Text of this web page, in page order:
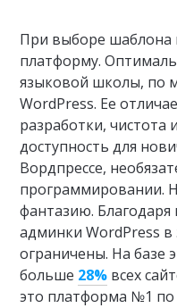
При выборе шаблона
платформу.
языковой школы, по
WordPress. Ее
разработки, чистота
доступность для
Вордпрессе,
программировании.
фантазию.
админки WordPress
ограничены. На базе
больше 28% всех
это платформа №1 по